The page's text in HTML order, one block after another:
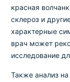
красная
склероз и
характерные
врач может
исследование
Также анализ на